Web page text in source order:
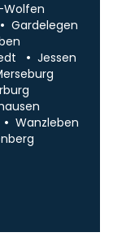
Gardelegen
Jessen
Wanzleben